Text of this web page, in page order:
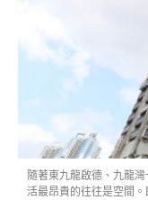
隨著東九龍啟德、九龍
活最昂貴的往往是空間